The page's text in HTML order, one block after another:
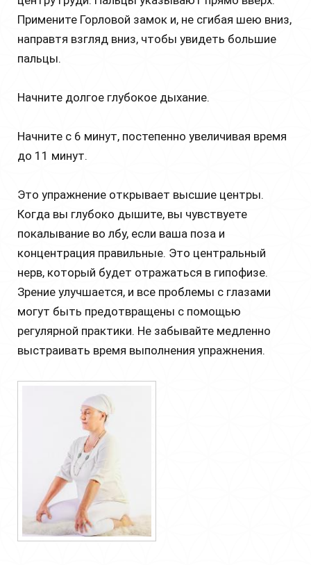
Примените Горловой замок и, не сгибая шею вниз,
направтя взгляд вниз, чтобы увидеть большие
пальцы.
Начните долгое глубокое дыхание.
Начните с 6 минут, постепенно увеличивая время
до 11 минут.
Это упражнение открывает высшие центры.
Когда вы глубоко дышите, вы чувствуете
покалывание во лбу, если ваша поза и
концентрация правильные. Это центральный
нерв, который будет отражаться в гипофизе.
Зрение улучшается, и все проблемы с глазами
могут быть предотвращены с помощью
регулярной практики. Не забывайте медленно
выстраивать время выполнения упражнения.